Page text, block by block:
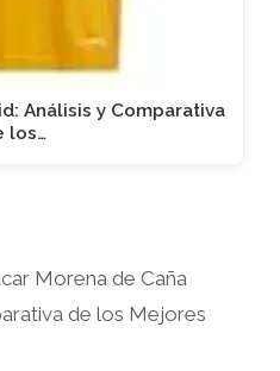
Análisis y Comparativa
los…
Morena de Caña
de los Mejores